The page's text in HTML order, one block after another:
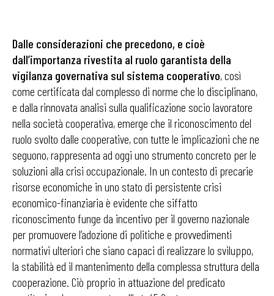
Dalle considerazioni che precedono, e cioè
dall’importanza rivestita al ruolo garantista della
vigilanza governativa sul sistema cooperativo, così
come certificata dal complesso di norme che lo disciplinano,
e dalla rinnovata analisi sulla qualificazione socio lavoratore
nella società cooperativa, emerge che il riconoscimento del
ruolo svolto dalle cooperative, con tutte le implicazioni che ne
seguono, rappresenta ad oggi uno strumento concreto per le
soluzioni alla crisi occupazionale. In un contesto di precarie
risorse economiche in uno stato di persistente crisi
economico-finanziaria è evidente che siffatto
riconoscimento funge da incentivo per il governo nazionale
per promuovere l’adozione di politiche e provvedimenti
normativi ulteriori che siano capaci di realizzare lo sviluppo,
la stabilità ed il mantenimento della complessa struttura della
cooperazione. Ciò proprio in attuazione del predicato